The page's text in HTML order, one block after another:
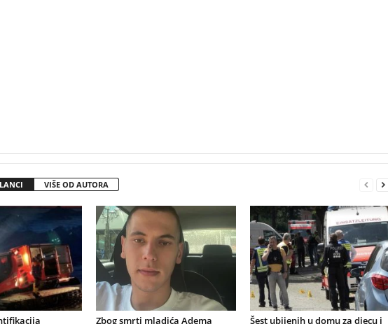
VIŠE OD AUTORA
Zbog smrti mladića Adema Šest ubijenih u domu za djecu i